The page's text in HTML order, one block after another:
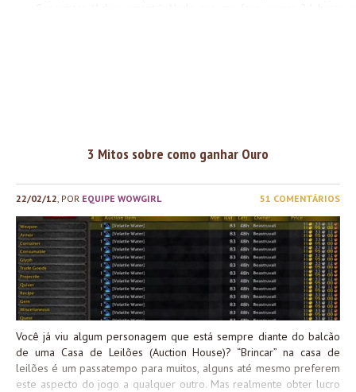
WoW: maneiras...3 Mitos sobre como ganhar Ouro
22/02/12 , POR EQUIPE WOWGIRL 51 COMENTÁRIOS
Você já viu algum personagem que está sempre diante do balcão
de uma Casa de Leilões (Auction House)? “Brincar” na casa de
leilões é um passatempo para muitos, alguns até mesmo preferem
este aspecto do jogo a qualquer outro. Mas realmente obter lucro